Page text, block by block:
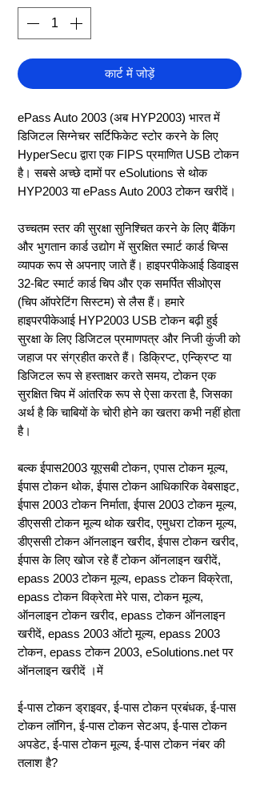
कार्ट में जोड़ें
ePass Auto 2003 (अब HYP2003) भारत में
डिजिटल सिग्नेचर सर्टिफिकेट स्टोर करने के लिए
HyperSecu द्वारा एक FIPS प्रमाणित USB टोकन
है। सबसे अच्छे दामों पर eSolutions से थोक
HYP2003 या ePass Auto 2003 टोकन खरीदें।
उच्चतम स्तर की सुरक्षा सुनिश्चित करने के लिए बैंकिंग
और भुगतान कार्ड उद्योग में सुरक्षित स्मार्ट कार्ड चिप्स
व्यापक रूप से अपनाए जाते हैं। हाइपरपीकेआई डिवाइस
32-बिट स्मार्ट कार्ड चिप और एक समर्पित सीओएस
(चिप ऑपरेटिंग सिस्टम) से लैस हैं। हमारे
हाइपरपीकेआई HYP2003 USB टोकन बढ़ी हुई
सुरक्षा के लिए डिजिटल प्रमाणपत्र और निजी कुंजी को
जहाज पर संग्रहीत करते हैं। डिक्रिप्ट, एन्क्रिप्ट या
डिजिटल रूप से हस्ताक्षर करते समय, टोकन एक
सुरक्षित चिप में आंतरिक रूप से ऐसा करता है, जिसका
अर्थ है कि चाबियों के चोरी होने का खतरा कभी नहीं होता
है।
बल्क ईपास2003 यूएसबी टोकन, एपास टोकन मूल्य,
ईपास टोकन थोक, ईपास टोकन आधिकारिक वेबसाइट,
ईपास 2003 टोकन निर्माता, ईपास 2003 टोकन मूल्य,
डीएससी टोकन मूल्य थोक खरीद, एमुधरा टोकन मूल्य,
डीएससी टोकन ऑनलाइन खरीद, ईपास टोकन खरीद,
ईपास के लिए खोज रहे हैं टोकन ऑनलाइन खरीदें,
epass 2003 टोकन मूल्य, epass टोकन विक्रेता,
epass टोकन विक्रेता मेरे पास, टोकन मूल्य,
ऑनलाइन टोकन खरीद, epass टोकन ऑनलाइन
खरीदें, epass 2003 ऑटो मूल्य, epass 2003
टोकन, epass टोकन 2003, eSolutions.net पर
ऑनलाइन खरीदें ।में
ई-पास टोकन ड्राइवर, ई-पास टोकन प्रबंधक, ई-पास
टोकन लॉगिन, ई-पास टोकन सेटअप, ई-पास टोकन
अपडेट, ई-पास टोकन मूल्य, ई-पास टोकन नंबर की
तलाश है?